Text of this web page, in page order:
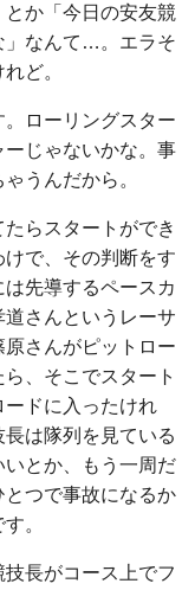
とか「今日の安友競
」なんて…。エラそ
ど。
ローリングスター
ーじゃないかな。事
うんだから。
らスタートができ
で、その判断をす
先導するペースカ
さんというレーサ
さんがピットロー
、そこでスタート
ドに入ったけれ
は隊列を見ている
とか、もう一周だ
つで事故になるか
。
長がコース上でフ